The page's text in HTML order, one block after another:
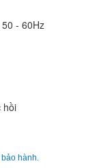
- 60Hz
hồi
hành.